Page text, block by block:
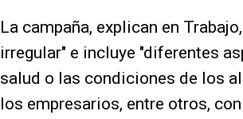
La campaña, explican en
irregular" e incluye "diferentes
salud o las condiciones de los
los empresarios, entre otros,